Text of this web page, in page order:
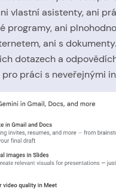
vlastní asistenty, ani
programy, ani
ani s
dotazech a
práci s neveřejnými